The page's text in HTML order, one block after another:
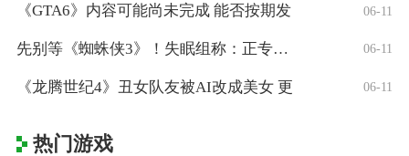
《GTA6》内容可能尚未完成 能否按期发 06-11
先别等《蜘蛛侠3》！失眠组称：正专注打造 06-11
《龙腾世纪4》丑女队友被AI改成美女 更 06-11
热门游戏